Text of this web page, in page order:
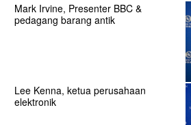
Mark Irvine, Presenter BBC &
pedagang barang antik
Lee Kenna, ketua perusahaan
elektronik